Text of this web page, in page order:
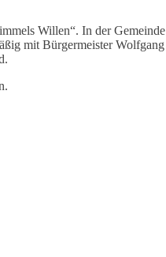
Willen“. In der
mit Bürgermeister